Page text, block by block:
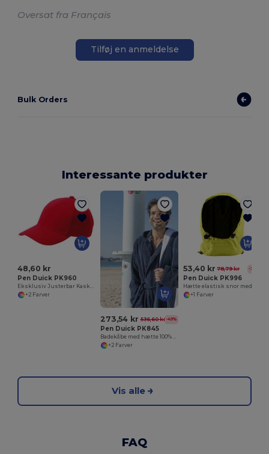
Oversat fra Français
Tilføj en anmeldelse
Bulk Orders
Interessante produkter
48,60 kr
Pen Duick PK960
+2 Farver
273,54 kr 536,60 kr -49%
Pen Duick PK845
+2 Farver
53,40 kr 78,79 kr -32%
Pen Duick PK996
+1 Farver
Vis alle
FAQ